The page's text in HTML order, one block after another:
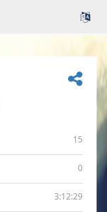
15
0
3:12:29